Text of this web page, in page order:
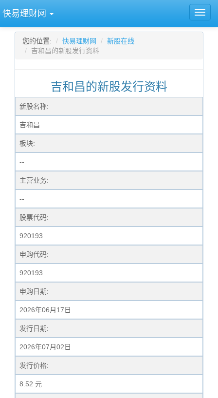
快易理财网
您的位置: 快易理财网
新股在线
吉和昌的新股发行资料
吉和昌的新股发行资料
新股名称:
吉和昌
板块:
--
主营业务:
--
股票代码:
920193
申购代码:
920193
申购日期:
2026年06月17日
发行日期:
2026年07月02日
发行价格:
8.52 元